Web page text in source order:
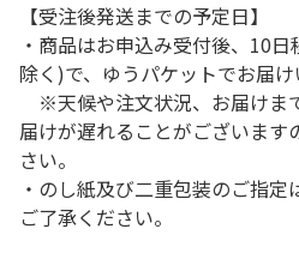
【受注後発送までの予定日】
・商品はお申込み受付後、10
除く)で、ゆうパケットでお届け
※天候や注文状況、お届けま
届けが遅れることがございます
さい。
・のし紙及び二重包装のご指
ご了承ください。